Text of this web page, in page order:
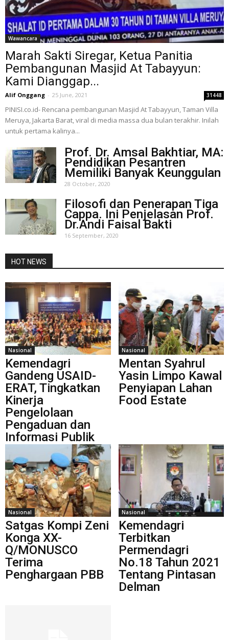
Wawancara
Marah Sakti Siregar, Ketua Panitia
Pembangunan Masjid At Tabayyun:
Kami Dianggap...
Alif Onggang - 25 June, 2021 31448
PINISI.co.id- Rencana pembangunan Masjid At Tabayyun, Taman Villa
Meruya, Jakarta Barat, viral di media massa dua bulan terakhir. Inilah
untuk pertama kalinya...
Prof. Dr. Amsal Bakhtiar, MA:
Pendidikan Pesantren
Memiliki Banyak Keunggulan
28 October, 2020
Filosofi dan Penerapan Tiga
Cappa. Ini Penjelasan Prof.
Dr.Andi Faisal Bakti
16 September, 2020
HOT NEWS
Nasional
Kemendagri
Gandeng USAID-
ERAT, Tingkatkan
Kinerja
Pengelolaan
Pengaduan dan
Informasi Publik
Nasional
Mentan Syahrul
Yasin Limpo Kawal
Penyiapan Lahan
Food Estate
Nasional
Satgas Kompi Zeni
Konga XX-
Q/MONUSCO
Terima
Penghargaan PBB
Nasional
Kemendagri
Terbitkan
Permendagri
No.18 Tahun 2021
Tentang Pintasan
Delman